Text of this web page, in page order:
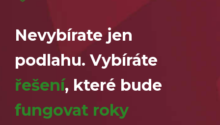
Nevybírate jen
podlahu. Vybíráte
řešení, které bude
fungovat roky